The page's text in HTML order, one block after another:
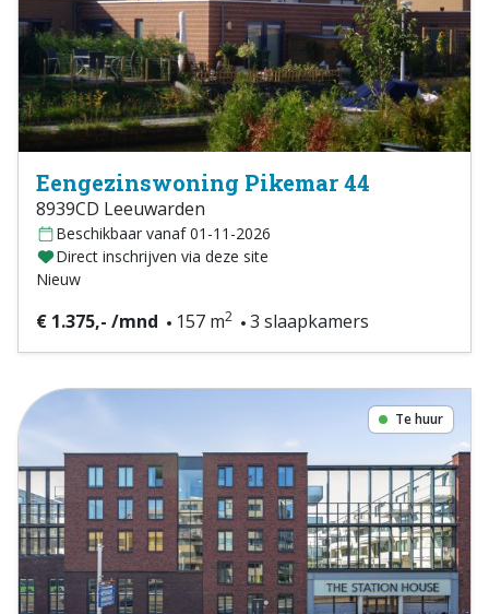
Eengezinswoning Pikemar 44
8939CD Leeuwarden
Beschikbaar vanaf 01-11-2026
Direct inschrijven via deze site
Nieuw
€ 1.375,- /mnd 157 m2 3 slaapkamers
Te huur